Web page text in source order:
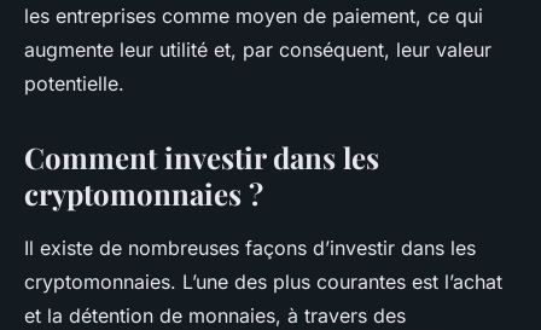
les entreprises comme moyen de paiement, ce qui
augmente leur utilité et, par conséquent, leur valeur
potentielle.
Comment investir dans les
cryptomonnaies ?
Il existe de nombreuses façons d’investir dans les
cryptomonnaies. L’une des plus courantes est l’achat
et la détention de monnaies, à travers des